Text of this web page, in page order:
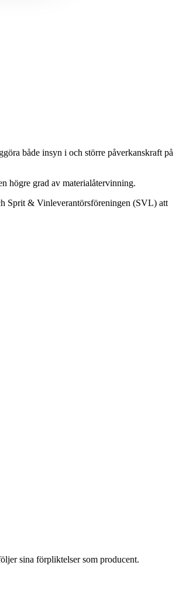
både insyn i och större påverkanskraftpå
högre grad av materialåtervinning.
Sprit & Vinleverantörsföreningen (SVL) att
sina förpliktelser som producent.